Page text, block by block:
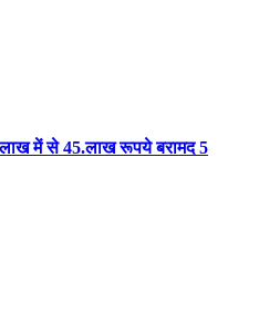
ने कर दी हत्या .महाराजपुरा थाना क्षेत्र
की गला घोंटकर हत्या कर दी।